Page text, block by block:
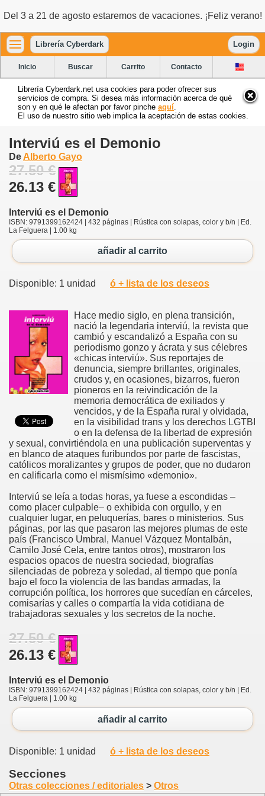
Del 3 a 21 de agosto estaremos de vacaciones. ¡Feliz verano!
Librería Cyberdark Login
Inicio Buscar Carrito Contacto
Librería Cyberdark.net usa cookies para poder ofrecer sus
servicios de compra. Si desea más información acerca de qué
son y en qué le afectan por favor pinche aquí
El uso de nuestro sitio web implica la aceptación de estas cookies.
Interviú es el Demonio
De Alberto Gayo
27.50 €
26.13 €
Interviú es el Demonio
ISBN: 9791399162424 | 432 páginas | Rústica con solapas, color y b/n | Ed.
La Felguera | 1.00 kg
añadir al carrito
Disponible: 1 unidad ó + lista de los deseos
Hace medio siglo, en plena transición,
nació la legendaria interviú, la revista que
cambió y escandalizó a España con su
periodismo gonzo y ácrata y sus célebres
«chicas interviú». Sus reportajes de
denuncia, siempre brillantes, originales,
crudos y, en ocasiones, bizarros, fueron
pioneros en la reivindicación de la
memoria democrática de exiliados y
vencidos, y de la España rural y olvidada,
en la visibilidad trans y los derechos LGTBI
o en la defensa de la libertad de expresión
y sexual, convirtiéndola en una publicación superventas y
en blanco de ataques furibundos por parte de fascistas,
católicos moralizantes y grupos de poder, que no dudaron
en calificarla como el mismísimo «demonio».
Interviú se leía a todas horas, ya fuese a escondidas –
como placer culpable– o exhibida con orgullo, y en
cualquier lugar, en peluquerías, bares o ministerios. Sus
páginas, por las que pasaron las mejores plumas de este
país (Francisco Umbral, Manuel Vázquez Montalbán,
Camilo José Cela, entre tantos otros), mostraron los
espacios opacos de nuestra sociedad, biografías
silenciadas de pobreza y soledad, al tiempo que ponía
bajo el foco la violencia de las bandas armadas, la
corrupción política, los horrores que sucedían en cárceles,
comisarías y calles o compartía la vida cotidiana de
trabajadoras sexuales y los secretos de la noche.
27.50 €
26.13 €
Interviú es el Demonio
ISBN: 9791399162424 | 432 páginas | Rústica con solapas, color y b/n | Ed.
La Felguera | 1.00 kg
añadir al carrito
Disponible: 1 unidad ó + lista de los deseos
Secciones
Otras colecciones / editoriales > Otros